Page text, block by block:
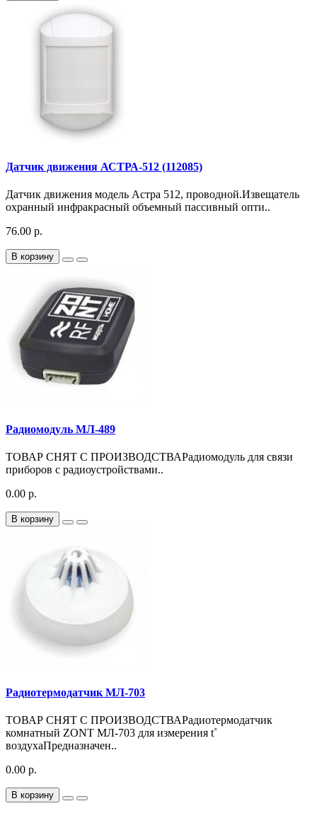
Датчик движения АСТРА-512 (112085)
Датчик движения модель Астра 512, проводной.Извещатель
охранный инфракрасный объемный пассивный опти..
76.00 р.
В корзину
Радиомодуль МЛ-489
ТОВАР СНЯТ С ПРОИЗВОДСТВАРадиомодуль для связи
приборов с радиоустройствами..
0.00 р.
В корзину
Радиотермодатчик МЛ-703
ТОВАР СНЯТ С ПРОИЗВОДСТВАРадиотермодатчик
комнатный ZONT МЛ-703 для измерения t˚
воздухаПредназначен..
0.00 р.
В корзину